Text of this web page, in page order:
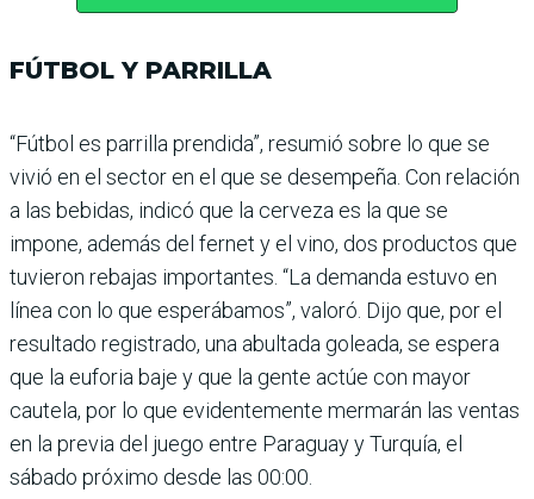
FÚTBOL Y PARRILLA
“Fútbol es parrilla prendida”, resumió sobre lo que se
vivió en el sector en el que se des­empeña. Con relación
a las bebidas, indicó que la cerveza es la que se
impone, además del fernet y el vino, dos pro­ductos que
tuvieron rebajas importantes. “La demanda estuvo en
línea con lo que esperábamos”, valoró. Dijo que, por el
resultado regis­trado, una abultada goleada, se espera
que la euforia baje y que la gente actúe con mayor
cautela, por lo que evidente­mente mermarán las ventas
en la previa del juego entre Paraguay y Turquía, el
sábado próximo desde las 00:00.